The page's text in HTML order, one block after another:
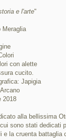
e l'arte"
Meraglia
con alette
cucito.
Japigia
2018
alla bellissima
sono stati dedicati
e la cruenta battaglia